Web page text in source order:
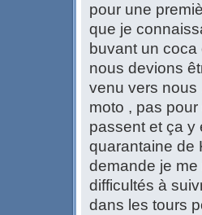
pour une
que je
buvant un
nous devions
venu vers nous
moto , pas
passent et ça y
quarantaine de
demande je
difficultés à
dans les tours